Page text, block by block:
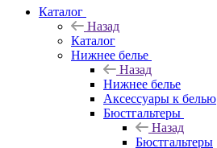
Каталог
Назад
Каталог
Нижнее белье
Назад
Нижнее белье
Аксессуары к белью
Бюстгальтеры
Назад
Бюстгальтеры